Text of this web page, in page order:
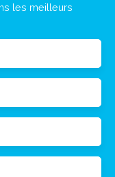
les meilleurs